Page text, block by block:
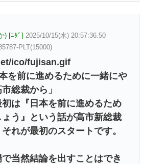
) [ﾆﾀﾞ] 2025/10/15(水) 20:57:36.50
PLT(15000)
ico/fujisan.gif
を前に進めるために一緒にや
総裁から」
初は『日本を前に進めるため
う』という話が高市新総裁
れが最初のスタートです。
当然結論を出すことはでき